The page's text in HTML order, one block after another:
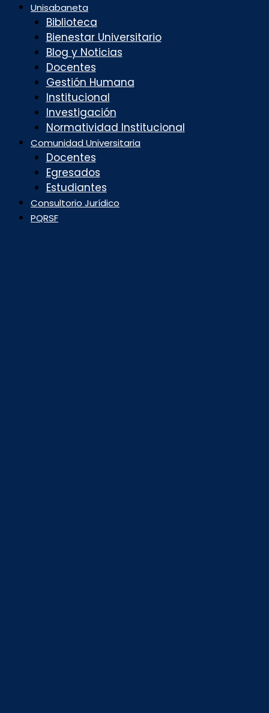
Unisabaneta
Biblioteca
Bienestar Universitario
Blog y Noticias
Docentes
Gestión Humana
Institucional
Investigación
Normatividad Institucional
Comunidad Universitaria
Docentes
Egresados
Estudiantes
Consultorio Jurídico
PQRSF